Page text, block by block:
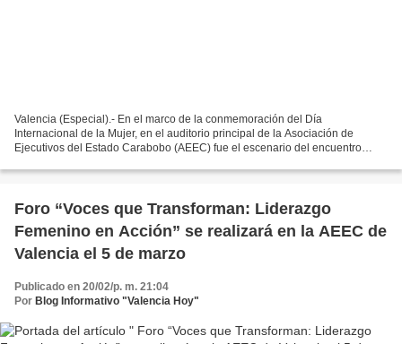
Valencia (Especial).- En el marco de la conmemoración del Día
Internacional de la Mujer, en el auditorio principal de la Asociación de
Ejecutivos del Estado Carabobo (AEEC) fue el escenario del encuentro
Foro “Voces que Transforman: Liderazgo
Femenino en Acción” se realizará en la AEEC de
Valencia el 5 de marzo
Publicado en 20/02/p. m. 21:04
Por Blog Informativo "Valencia Hoy"